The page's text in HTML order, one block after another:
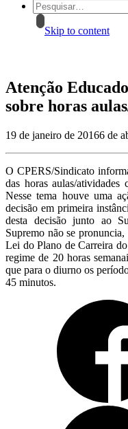
Skip to content
Atenção
sobre horas
19 de janeiro de 20166 de
O CPERS/Sindicato
das horas aulas/
Nesse tema houve uma
decisão em primeira
desta decisão junto ao
Supremo não se pronuncia,
Lei do Plano de Carreira
regime de 20 horas
que para o diurno os
45 minutos.